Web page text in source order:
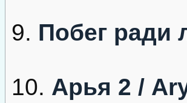
9. Побег ради
10. Арья 2 /